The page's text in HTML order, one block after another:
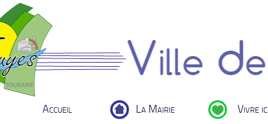
Accueil La Mairie Vivre